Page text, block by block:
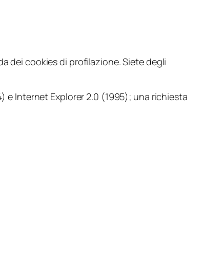
dei cookies di profilazione. Siete degli
e Internet Explorer 2.0 (1995); una richiesta